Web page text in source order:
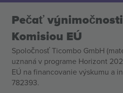
Pečať
Komisiou EÚ
Spoločnosť Ticombo GmbH
uznaná v programe Horizont
EÚ na financovanie výskumu a
782393.